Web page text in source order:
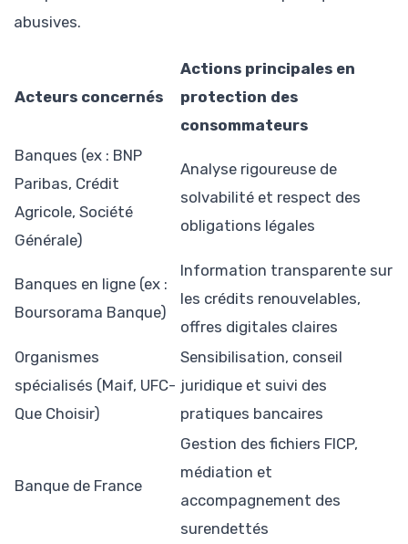
abusives.
Acteurs concernés
Actions principales en
protection des
consommateurs
Banques (ex : BNP
Paribas, Crédit
Agricole, Société
Générale)
Analyse rigoureuse de
solvabilité et respect des
obligations légales
Banques en ligne (ex :
Boursorama Banque)
Information transparente sur
les crédits renouvelables,
offres digitales claires
Organismes
spécialisés (Maif, UFC-
Que Choisir)
Sensibilisation, conseil
juridique et suivi des
pratiques bancaires
Banque de France
Gestion des fichiers FICP,
médiation et
accompagnement des
surendettés